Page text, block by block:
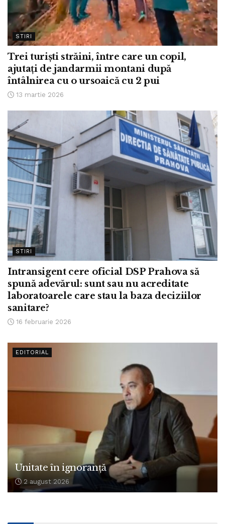
STIRI
Trei turiști străini, între care un copil,
ajutați de jandarmii montani după
întâlnirea cu o ursoaică cu 2 pui
13 martie 2026
STIRI
Intransigent cere oficial DSP Prahova să
spună adevărul: sunt sau nu acreditate
laboratoarele care stau la baza deciziilor
sanitare?
16 februarie 2026
EDITORIAL
Unitate în ignoranță
2 august 2026